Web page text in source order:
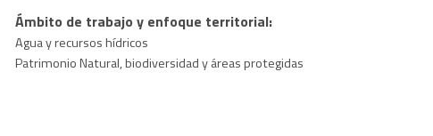
Ámbito de trabajo y enfoque territorial:
Agua y recursos hídricos
Patrimonio Natural, biodiversidad y áreas protegidas